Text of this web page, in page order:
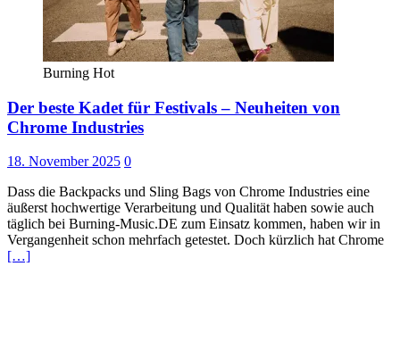
Burning Hot
Der beste Kadet für Festivals – Neuheiten von
Chrome Industries
18. November 2025 0
Dass die Backpacks und Sling Bags von Chrome Industries eine
äußerst hochwertige Verarbeitung und Qualität haben sowie auch
täglich bei Burning-Music.DE zum Einsatz kommen, haben wir in
Vergangenheit schon mehrfach getestet. Doch kürzlich hat Chrome
[…]